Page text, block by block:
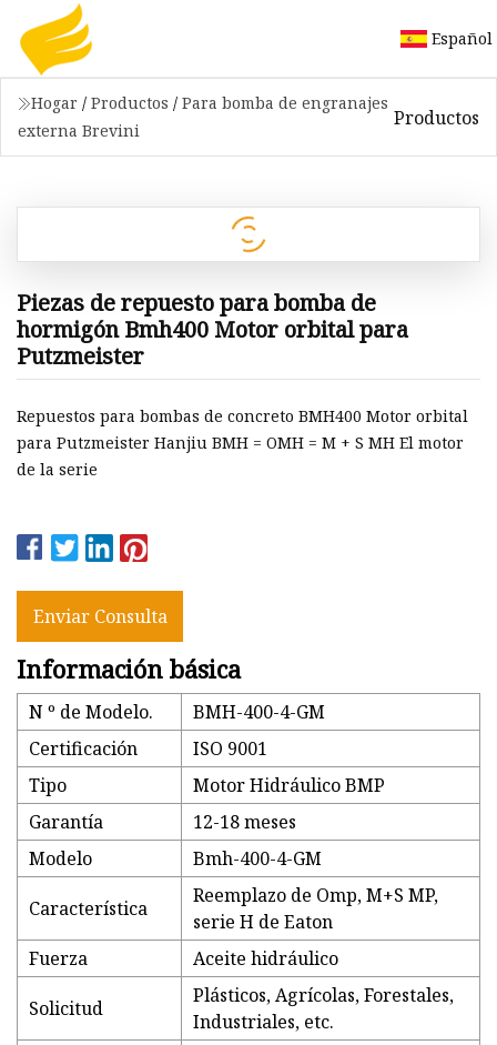
Español
Hogar / Productos / Para bomba de engranajes
externa Brevini
Productos
Piezas de repuesto para bomba de
hormigón Bmh400 Motor orbital para
Putzmeister
Repuestos para bombas de concreto BMH400 Motor orbital
para Putzmeister Hanjiu BMH = OMH = M + S MH El motor
de la serie
Enviar Consulta
Información básica
N º de Modelo.
BMH-400-4-GM
Certificación
ISO 9001
Tipo
Motor Hidráulico BMP
Garantía
12-18 meses
Modelo
Bmh-400-4-GM
Característica
Reemplazo de Omp, M+S MP,
serie H de Eaton
Fuerza
Aceite hidráulico
Solicitud
Plásticos, Agrícolas, Forestales,
Industriales, etc.